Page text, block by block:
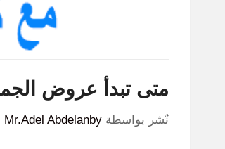
متى تبدأ عروض
نٌشر بواسطة Mr.Adel Abdelanby